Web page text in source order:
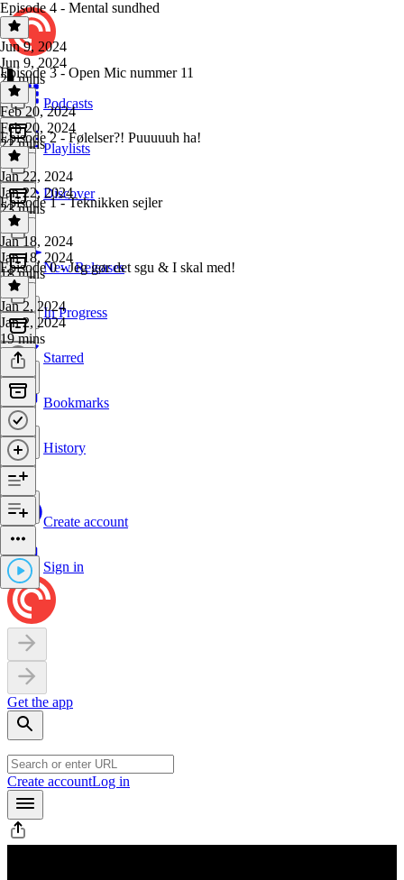
Podcasts
Playlists
Discover
New Releases
In Progress
Starred
Bookmarks
History
Create account
Sign in
Get the app
Create accountLog in
Episode 4 - Mental sundhed
Jun 9, 2024
Jun 9, 2024
20 mins
Episode 3 - Open Mic nummer 11
Feb 20, 2024
Feb 20, 2024
22 mins
Episode 2 - Følelser?! Puuuuuh ha!
Jan 22, 2024
Jan 22, 2024
23 mins
Episode 1 - Teknikken sejler
Jan 18, 2024
Jan 18, 2024
18 mins
Episode 0 - Jeg gør det sgu & I skal med!
Jan 2, 2024
Jan 2, 2024
19 mins